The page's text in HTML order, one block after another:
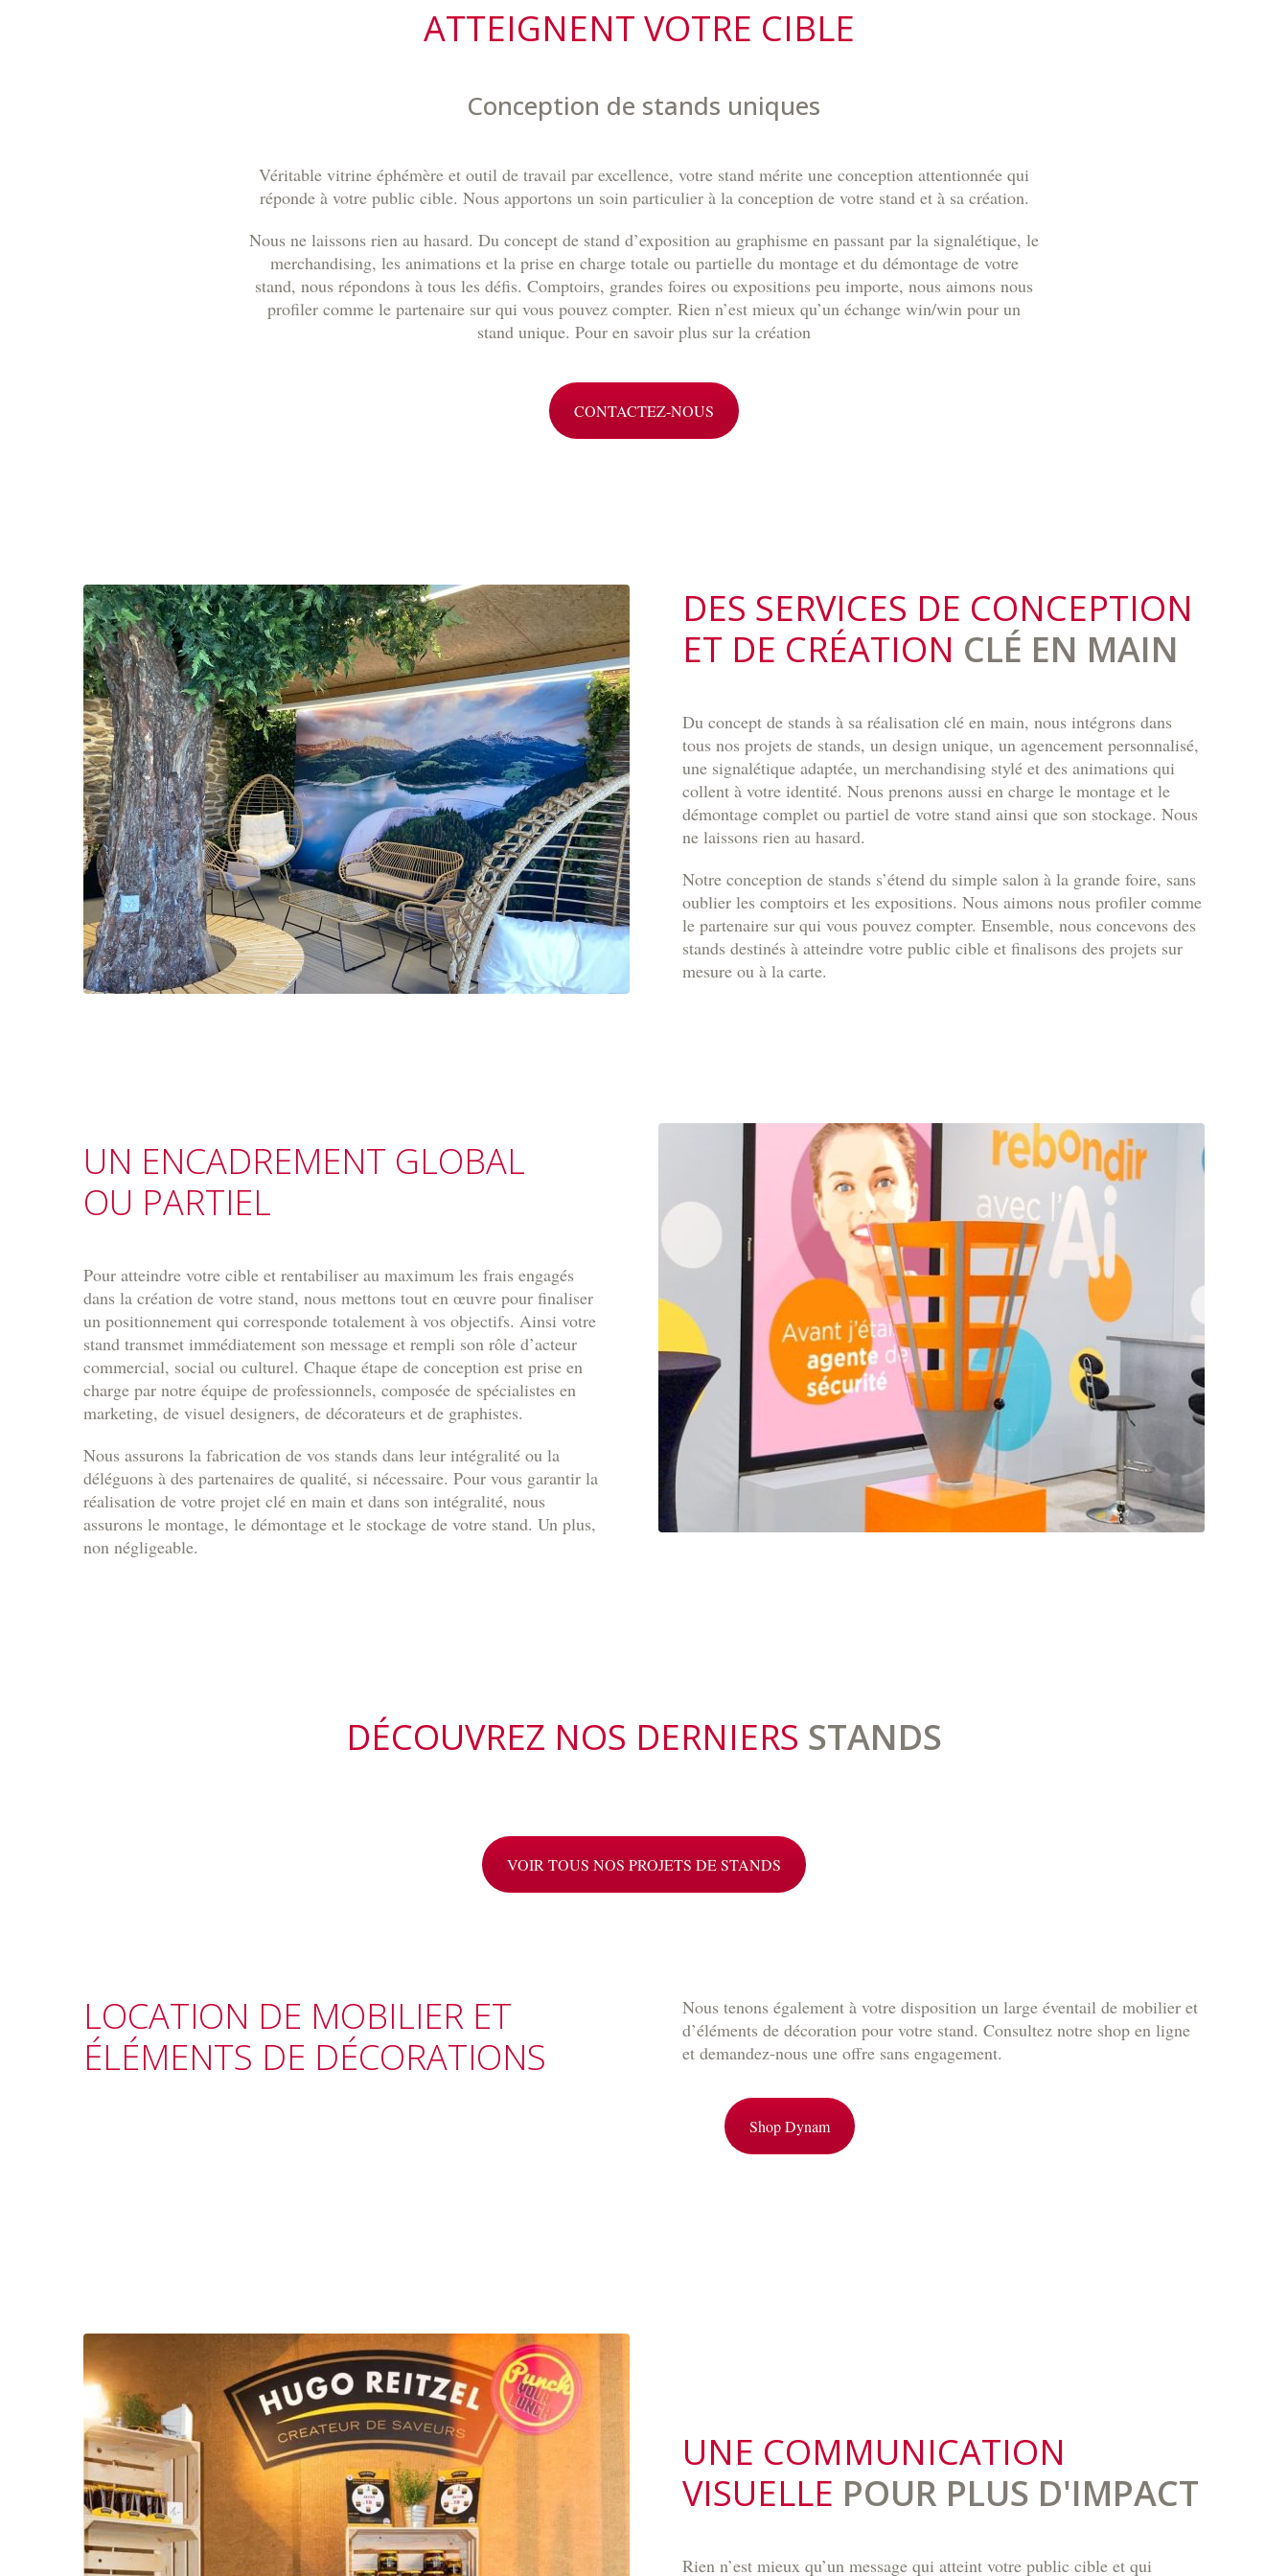
ATTEIGNENT VOTRE CIBLE
Conception de stands uniques
Véritable vitrine éphémère et outil de travail par excellence, votre stand mérite une conception attentionnée qui
réponde à votre public cible. Nous apportons un soin particulier à la conception de votre stand et à sa création.
Nous ne laissons rien au hasard. Du concept de stand d’exposition au graphisme en passant par la signalétique, le
merchandising, les animations et la prise en charge totale ou partielle du montage et du démontage de votre
stand, nous répondons à tous les défis. Comptoirs, grandes foires ou expositions peu importe, nous aimons nous
profiler comme le partenaire sur qui vous pouvez compter. Rien n’est mieux qu’un échange win/win pour un
stand unique. Pour en savoir plus sur la création
CONTACTEZ-NOUS
DES SERVICES DE CONCEPTION
ET DE CRÉATION CLÉ EN MAIN
Du concept de stands à sa réalisation clé en main, nous intégrons dans
tous nos projets de stands, un design unique, un agencement personnalisé,
une signalétique adaptée, un merchandising stylé et des animations qui
collent à votre identité. Nous prenons aussi en charge le montage et le
démontage complet ou partiel de votre stand ainsi que son stockage. Nous
ne laissons rien au hasard.
Notre conception de stands s’étend du simple salon à la grande foire, sans
oublier les comptoirs et les expositions. Nous aimons nous profiler comme
le partenaire sur qui vous pouvez compter. Ensemble, nous concevons des
stands destinés à atteindre votre public cible et finalisons des projets sur
mesure ou à la carte.
UN ENCADREMENT GLOBAL
OU PARTIEL
Pour atteindre votre cible et rentabiliser au maximum les frais engagés
dans la création de votre stand, nous mettons tout en œuvre pour finaliser
un positionnement qui corresponde totalement à vos objectifs. Ainsi votre
stand transmet immédiatement son message et rempli son rôle d’acteur
commercial, social ou culturel. Chaque étape de conception est prise en
charge par notre équipe de professionnels, composée de spécialistes en
marketing, de visuel designers, de décorateurs et de graphistes.
Nous assurons la fabrication de vos stands dans leur intégralité ou la
déléguons à des partenaires de qualité, si nécessaire. Pour vous garantir la
réalisation de votre projet clé en main et dans son intégralité, nous
assurons le montage, le démontage et le stockage de votre stand. Un plus,
non négligeable.
DÉCOUVREZ NOS DERNIERS STANDS
VOIR TOUS NOS PROJETS DE STANDS
LOCATION DE MOBILIER ET
ÉLÉMENTS DE DÉCORATIONS
Nous tenons également à votre disposition un large éventail de mobilier et
d’éléments de décoration pour votre stand. Consultez notre shop en ligne
et demandez-nous une offre sans engagement.
Shop Dynam
UNE COMMUNICATION
VISUELLE POUR PLUS D'IMPACT
Rien n’est mieux qu’un message qui atteint votre public cible et qui